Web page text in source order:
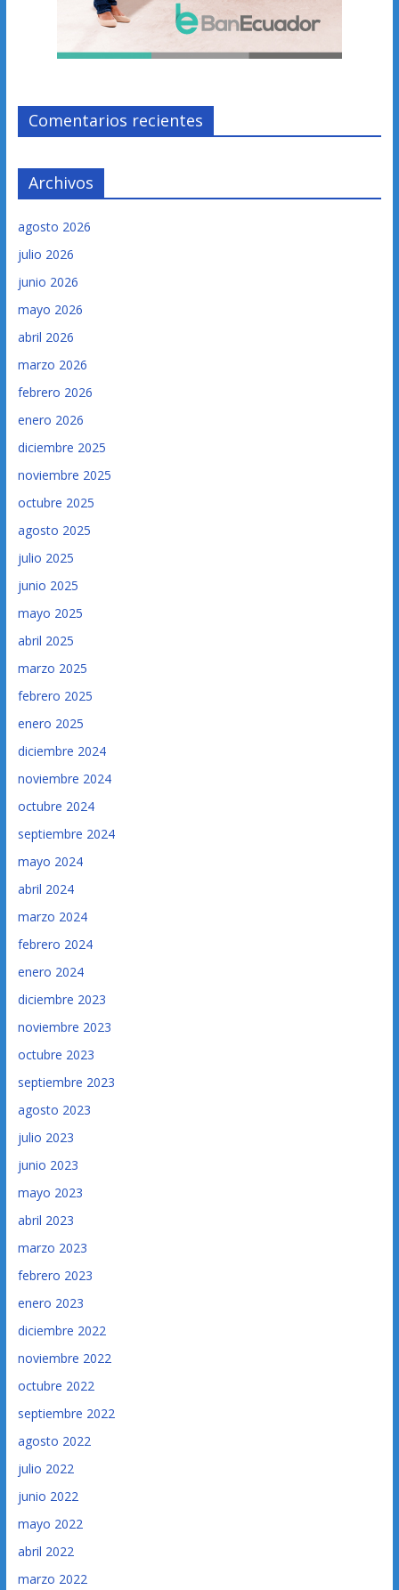
Comentarios recientes
Archivos
agosto 2026
julio 2026
junio 2026
mayo 2026
abril 2026
marzo 2026
febrero 2026
enero 2026
diciembre 2025
noviembre 2025
octubre 2025
agosto 2025
julio 2025
junio 2025
mayo 2025
abril 2025
marzo 2025
febrero 2025
enero 2025
diciembre 2024
noviembre 2024
octubre 2024
septiembre 2024
mayo 2024
abril 2024
marzo 2024
febrero 2024
enero 2024
diciembre 2023
noviembre 2023
octubre 2023
septiembre 2023
agosto 2023
julio 2023
junio 2023
mayo 2023
abril 2023
marzo 2023
febrero 2023
enero 2023
diciembre 2022
noviembre 2022
octubre 2022
septiembre 2022
agosto 2022
julio 2022
junio 2022
mayo 2022
abril 2022
marzo 2022